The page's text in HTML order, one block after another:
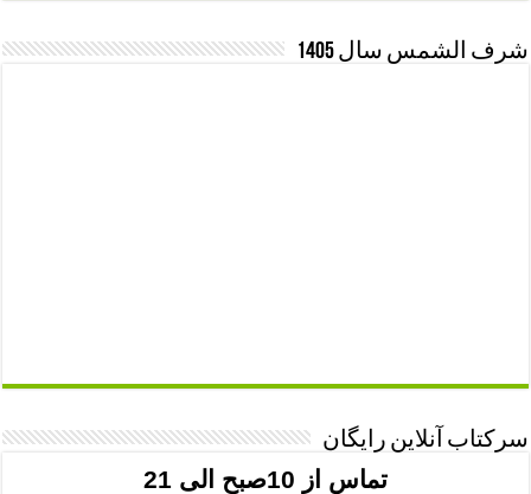
شرف الشمس سال 1405
سرکتاب آنلاین رایگان
تماس از 10صبح الی 21